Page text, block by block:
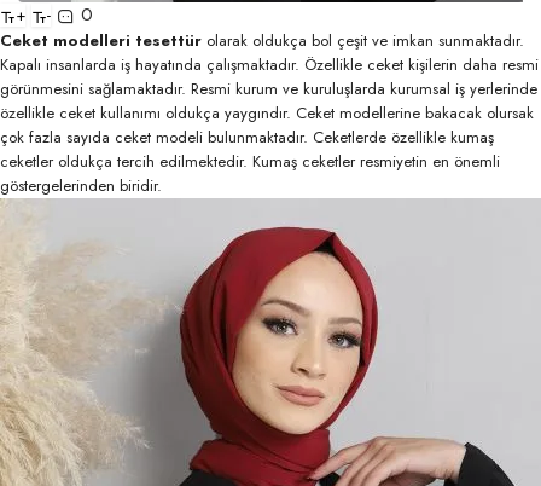
+ - 0
Ceket modelleri tesettür olarak oldukça bol çeşit ve imkan sunmaktadır.
Kapalı insanlarda iş hayatında çalışmaktadır. Özellikle ceket kişilerin daha resmi
görünmesini sağlamaktadır. Resmi kurum ve kuruluşlarda kurumsal iş yerlerinde
özellikle ceket kullanımı oldukça yaygındır. Ceket modellerine bakacak olursak
çok fazla sayıda ceket modeli bulunmaktadır. Ceketlerde özellikle kumaş
ceketler oldukça tercih edilmektedir. Kumaş ceketler resmiyetin en önemli
göstergelerinden biridir.